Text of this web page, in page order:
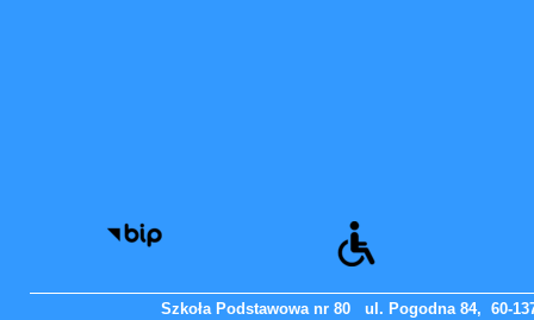
Szkoła Podstawowa nr 80 ul. Pogodna 84, 60-